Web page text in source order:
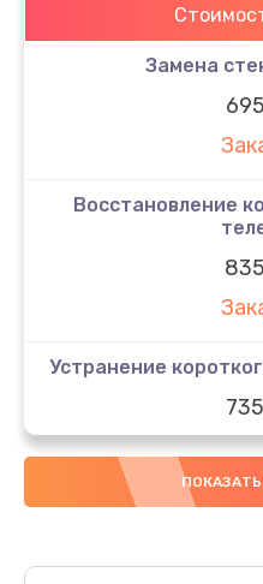
Замена
Восстановление
Устранение